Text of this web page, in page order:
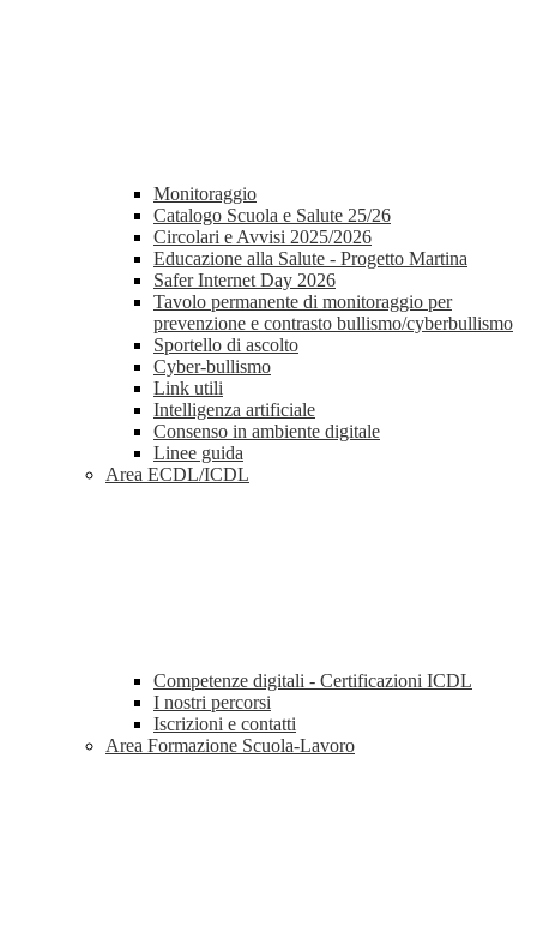
Monitoraggio
Catalogo Scuola e Salute 25/26
Circolari e Avvisi 2025/2026
Educazione alla Salute - Progetto Martina
Safer Internet Day 2026
Tavolo permanente di monitoraggio per
prevenzione e contrasto bullismo/cyberbullismo
Sportello di ascolto
Cyber-bullismo
Link utili
Intelligenza artificiale
Consenso in ambiente digitale
Linee guida
Area ECDL/ICDL
Competenze digitali - Certificazioni ICDL
I nostri percorsi
Iscrizioni e contatti
Area Formazione Scuola-Lavoro